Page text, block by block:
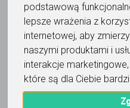
podstawową
lepsze wrażenia z
internetowej, aby
naszymi produktami i
interakcje marketingowe,
które są dla Ciebie
Aleksandra